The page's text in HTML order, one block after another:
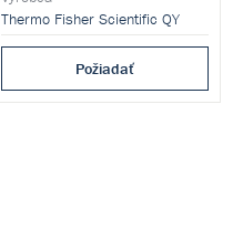
Thermo Fisher Scientific QY
Požiadať